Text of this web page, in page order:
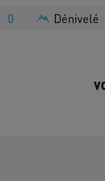
0 Dénivelé